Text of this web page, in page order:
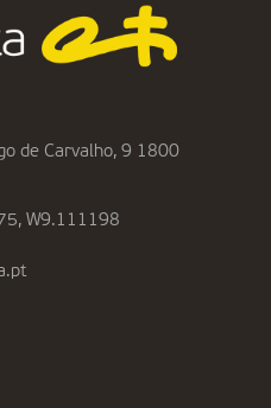
de Carvalho, 9 1800
W9.111198